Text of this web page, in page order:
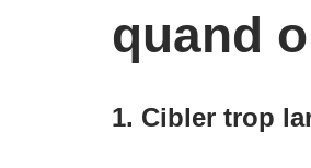
quand
1. Cibler trop